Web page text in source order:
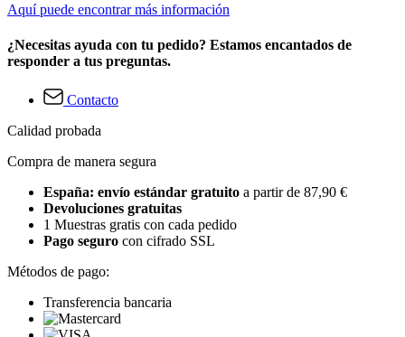
Aquí puede encontrar más información
¿Necesitas ayuda con tu pedido? Estamos encantados de
responder a tus preguntas.
Contacto
Calidad probada
Compra de manera segura
España: envío estándar gratuito a partir de 87,90 €
Devoluciones gratuitas
1 Muestras gratis con cada pedido
Pago seguro con cifrado SSL
Métodos de pago:
Transferencia bancaria